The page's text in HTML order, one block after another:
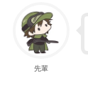
先輩